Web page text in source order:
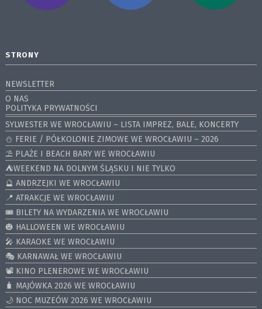
STRONY
NEWSLETTER
O NAS
POLITYKA PRYWATNOŚCI
SYLWESTER WE WROCŁAWIU – LISTA IMPREZ, BALE, KONCERTY
⛄️ FERIE / PÓŁKOLONIE ZIMOWE WE WROCŁAWIU – 2026
⛱️ PLAŻE I BEACH BARY WE WROCŁAWIU
⛺️WEEKEND NA DOLNYM ŚLĄSKU I NIE TYLKO
🔮 ANDRZEJKI WE WROCŁAWIU
📍 ATRAKCJE WE WROCŁAWIU
🎟️ BILETY NA WYDARZENIA WE WROCŁAWIU
🎃 HALLOWEEN WE WROCŁAWIU
🎤 KARAOKE WE WROCŁAWIU
🎭 KARNAWAŁ WE WROCŁAWIU
📽️ KINO PLENEROWE WE WROCŁAWIU
🧳 MAJÓWKA 2026 WE WROCŁAWIU
🌙 NOC MUZEÓW 2026 WE WROCŁAWIU